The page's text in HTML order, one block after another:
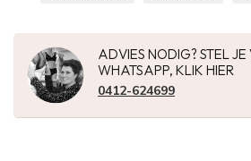
ADVIES NODIG? STEL
WHATSAPP, KLIK HIER
0412-624699